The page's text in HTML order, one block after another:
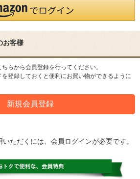
お客様
らから会員登録を行ってください。
登録しておくと便利にお買い物ができるように
ただくには、会員ログインが必要です。